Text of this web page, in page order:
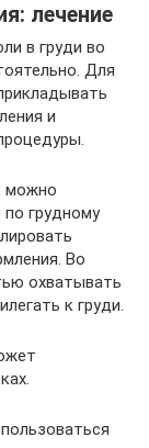
лечение
в груди во
Для
и
можно
грудному
Во
охватывать
к груди.